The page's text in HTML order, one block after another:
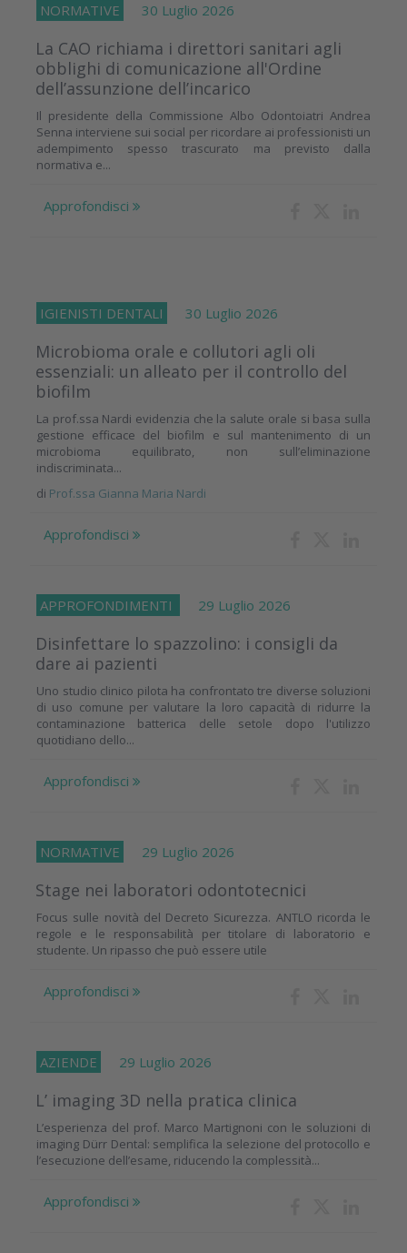
NORMATIVE 30 Luglio 2026
La CAO richiama i direttori sanitari agli
obblighi di comunicazione all'Ordine
dell’assunzione dell’incarico
Il presidente della Commissione Albo Odontoiatri Andrea
Senna interviene sui social per ricordare ai professionisti un
adempimento spesso trascurato ma previsto dalla
normativa e...
Approfondisci
IGIENISTI DENTALI 30 Luglio 2026
Microbioma orale e collutori agli oli
essenziali: un alleato per il controllo del
biofilm
La prof.ssa Nardi evidenzia che la salute orale si basa sulla
gestione efficace del biofilm e sul mantenimento di un
microbioma equilibrato, non sull’eliminazione
indiscriminata...
di Prof.ssa Gianna Maria Nardi
Approfondisci
APPROFONDIMENTI 29 Luglio 2026
Disinfettare lo spazzolino: i consigli da
dare ai pazienti
Uno studio clinico pilota ha confrontato tre diverse soluzioni
di uso comune per valutare la loro capacità di ridurre la
contaminazione batterica delle setole dopo l'utilizzo
quotidiano dello...
Approfondisci
NORMATIVE 29 Luglio 2026
Stage nei laboratori odontotecnici
Focus sulle novità del Decreto Sicurezza. ANTLO ricorda le
regole e le responsabilità per titolare di laboratorio e
studente. Un ripasso che può essere utile
Approfondisci
AZIENDE 29 Luglio 2026
L’ imaging 3D nella pratica clinica
L’esperienza del prof. Marco Martignoni con le soluzioni di
imaging Dürr Dental: semplifica la selezione del protocollo e
l’esecuzione dell’esame, riducendo la complessità...
Approfondisci